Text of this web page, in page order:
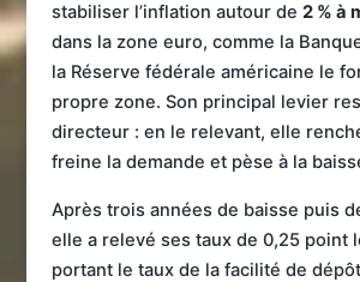
stabiliser l’inflation autour de 2 % à
dans la zone euro, comme la
la Réserve fédérale américaine le
propre zone. Son principal levier
directeur : en le relevant, elle
freine la demande et pèse à la
Après trois années de baisse puis
elle a relevé ses taux de 0,25 point
portant le taux de la facilité de